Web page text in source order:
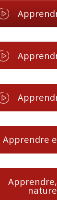
Apprendre